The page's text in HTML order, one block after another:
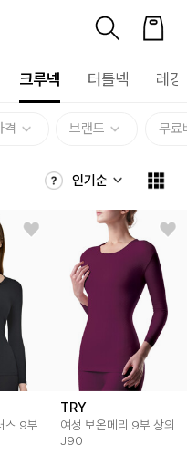
크루넥 터틀넥 레깅
격 브랜드 무료
인기순
스 9부
TRY
여성 보온메리 9부 상의
J90